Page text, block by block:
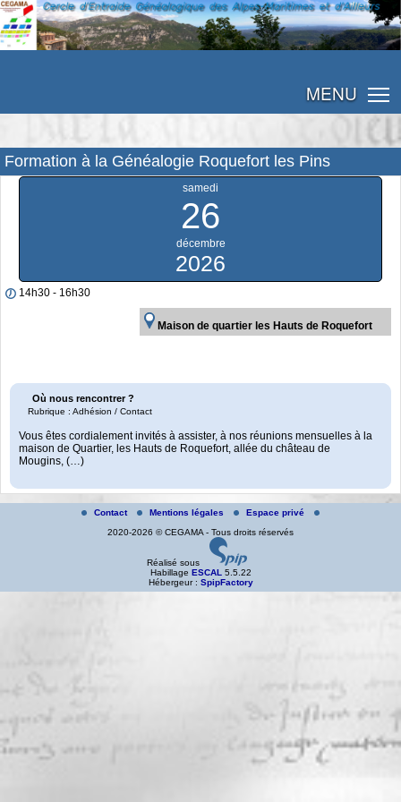
MENU
Formation à la Généalogie Roquefort les Pins
samedi
26
décembre
2026
14h30 - 16h30
Maison de quartier les Hauts de Roquefort
Où nous rencontrer ?
Rubrique : Adhésion / Contact
Vous êtes cordialement invités à assister, à nos réunions mensuelles à la
maison de Quartier, les Hauts de Roquefort, allée du château de
Mougins, (…)
Contact Mentions légales
Espace privé
2020-2026 © CEGAMA - Tous droits réservés
Réalisé sous
Habillage ESCAL5.5.22
Hébergeur : SpipFactory